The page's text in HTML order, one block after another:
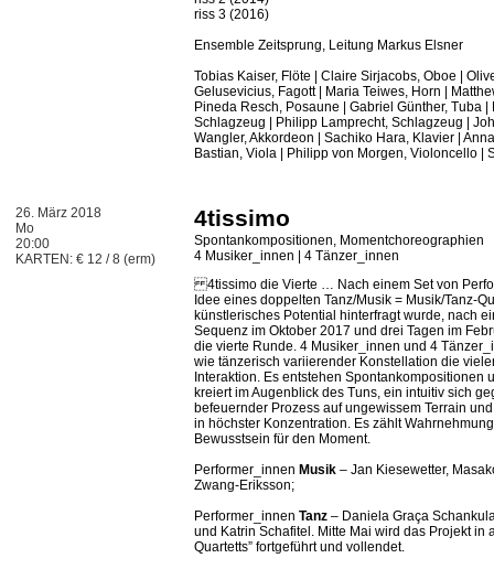
riss 3 (2016)
Ensemble Zeitsprung, Leitung Markus Elsner
Tobias Kaiser, Flöte | Claire Sirjacobs, Oboe |
Gelusevicius, Fagott | Maria Teiwes, Horn |
Pineda Resch, Posaune | Gabriel Günther, Tuba
Schlagzeug | Philipp Lamprecht, Schlagzeug |
Wangler, Akkordeon | Sachiko Hara, Klavier |
Bastian, Viola | Philipp von Morgen, Violoncello |
26. März 2018
Mo
20:00
KARTEN: € 12 / 8 (erm)
4tissimo
Spontankompositionen, Momentchoreographien
4 Musiker_innen | 4 Tänzer_innen
4tissimo die Vierte … Nach einem Set von
Idee eines doppelten Tanz/Musik = Musik/Tanz-
künstlerisches Potential hinterfragt wurde, nach
Sequenz im Oktober 2017 und drei Tagen im
die vierte Runde. 4 Musiker_innen und 4
wie tänzerisch variierender Konstellation die
Interaktion. Es entstehen Spontankompositionen
kreiert im Augenblick des Tuns, ein intuitiv sich
befeuernder Prozess auf ungewissem Terrain
in höchster Konzentration. Es zählt
Bewusstsein für den Moment.
Performer_innen Musik – Jan Kiesewetter,
Zwang-Eriksson;
Performer_innen Tanz – Daniela Graça
und Katrin Schafitel. Mitte Mai wird das Projekt in
Quartetts” fortgeführt und vollendet.